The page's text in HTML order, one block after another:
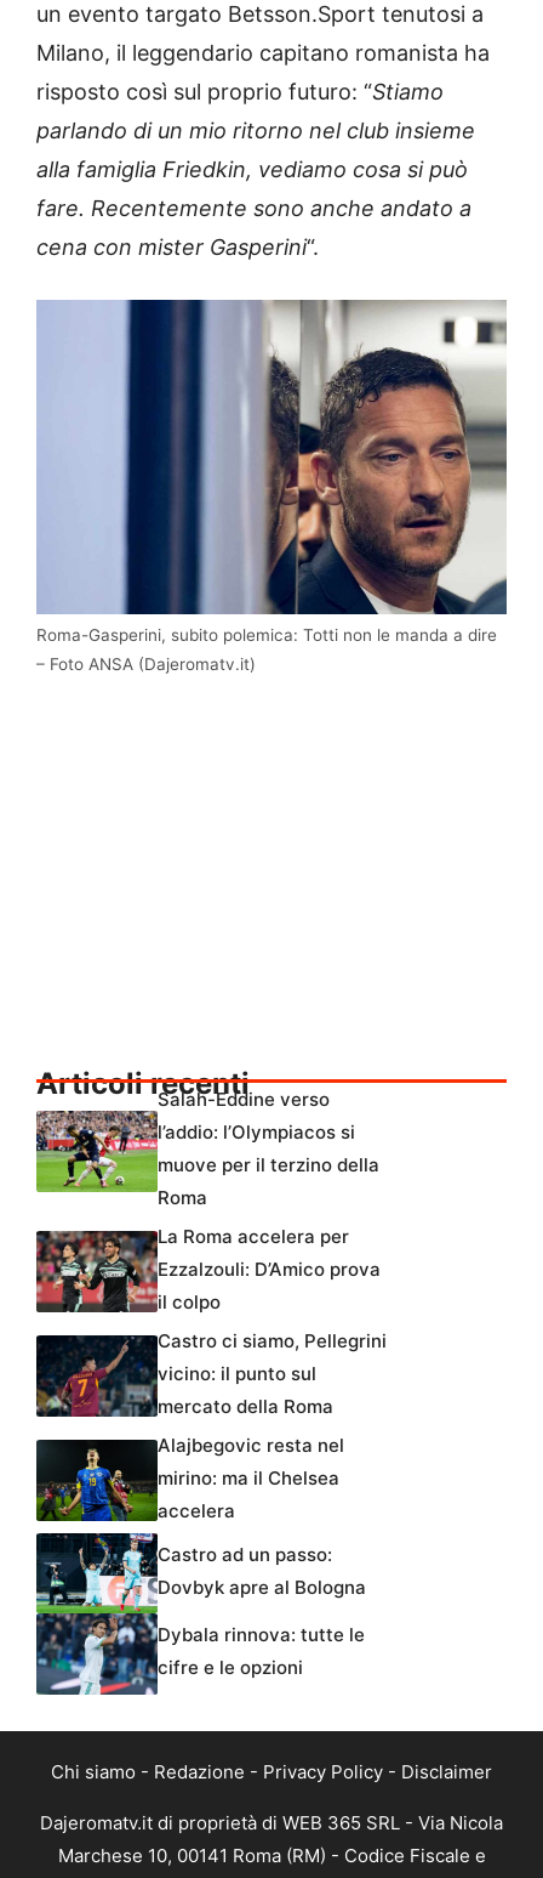
un evento targato Betsson.Sport tenutosi a
Milano, il leggendario capitano romanista ha
risposto così sul proprio futuro: “Stiamo
parlando di un mio ritorno nel club insieme
alla famiglia Friedkin, vediamo cosa si può
fare. Recentemente sono anche andato a
cena con mister Gasperini“.
Roma-Gasperini, subito polemica: Totti non le manda a dire
– Foto ANSA (Dajeromatv.it)
Articoli recenti
Salah-Eddine verso
l’addio: l’Olympiacos si
muove per il terzino della
Roma
La Roma accelera per
Ezzalzouli: D’Amico prova
il colpo
Castro ci siamo, Pellegrini
vicino: il punto sul
mercato della Roma
Alajbegovic resta nel
mirino: ma il Chelsea
accelera
Castro ad un passo:
Dovbyk apre al Bologna
Dybala rinnova: tutte le
cifre e le opzioni
Chi siamo - Redazione - Privacy Policy - Disclaimer
Dajeromatv.it di proprietà di WEB 365 SRL - Via Nicola
Marchese 10, 00141 Roma (RM) - Codice Fiscale e